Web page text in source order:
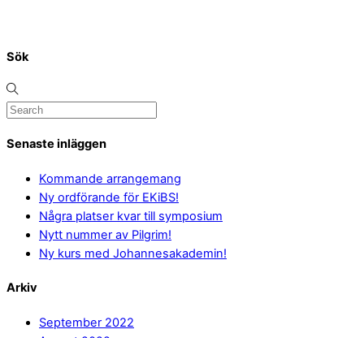
Sök
Senaste inläggen
Kommande arrangemang
Ny ordförande för EKiBS!
Några platser kvar till symposium
Nytt nummer av Pilgrim!
Ny kurs med Johannesakademin!
Arkiv
September 2022